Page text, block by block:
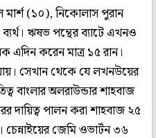
মার্শ (১০), নিকোলাস পুরান
ঋষভ পন্থের ব্যাটে এখনও
এদিন করেন মাত্র ১৫ রান।
সেখান থেকে যে লখনউয়ের
বাংলার অলরাউন্ডার শাহবাজ
দায়িত্ব পালন করা শাহবাজ ২৫
জেমি ওভার্টন ৩৬